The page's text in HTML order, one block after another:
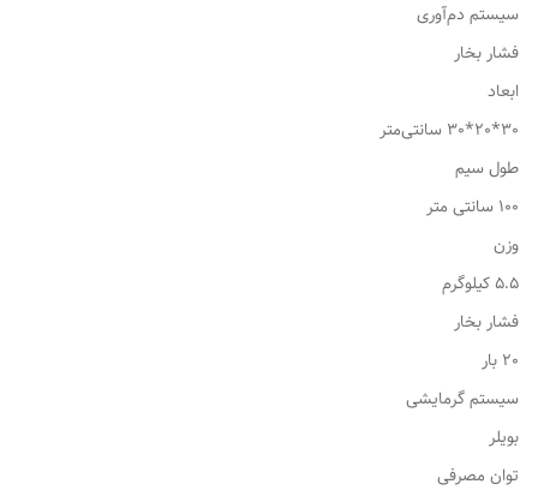
سیستم دم‌آوری
فشار بخار
ابعاد
30*20*30 سانتی‌متر
طول سیم
100 سانتی متر
وزن
5.5 کیلوگرم
فشار بخار
20 بار
سیستم گرمایشی
بویلر
توان مصرفی